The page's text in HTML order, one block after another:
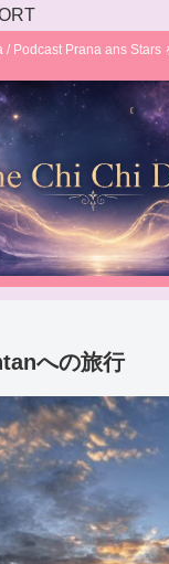
/ Podcast Prana ans Stars
への旅行